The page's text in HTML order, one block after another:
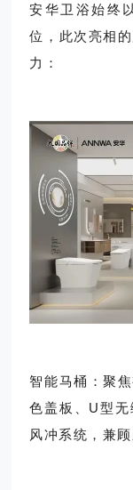
安华卫浴始终
位，此次亮相
力：
智能马桶：聚
色盖板、U型
风冲系统，兼顾